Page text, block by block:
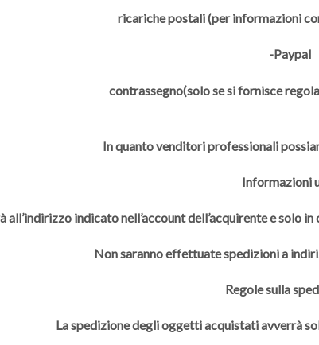
ricariche postali (per informazioni
-Paypal
contrassegno(solo se si fornisce
In quanto venditori professionali
Informazioni
all’indirizzo indicato nell’account dell’acquirente e solo
Non saranno effettuate spedizioni a
Regole sulla
La spedizione degli oggetti acquistati avverrà